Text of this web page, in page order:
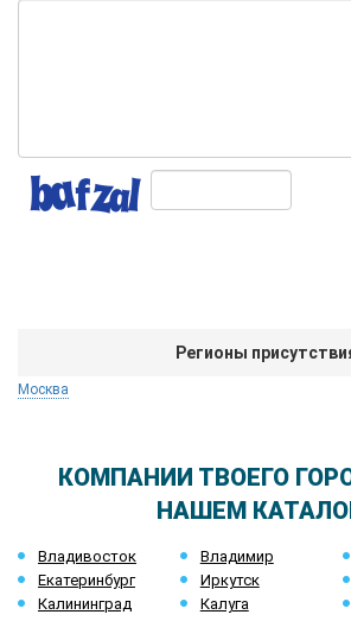
Регионы
Москва
КОМПАНИИ ТВОЕГО
НАШЕМ
Владивосток Владимир
Екатеринбург
Иркутск
Калининград
Калуга